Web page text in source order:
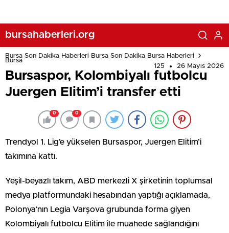
bursahaberleri.org
Bursa Son Dakika Haberleri Bursa Son Dakika Bursa Haberleri
Bursa
125
26 Mayıs 2026
Bursaspor, Kolombiyalı futbolcu
Juergen Elitim’i transfer etti
0 0
Trendyol 1. Lig’e yükselen Bursaspor, Juergen Elitim’i
takımına kattı.
Yeşil-beyazlı takım, ABD merkezli X şirketinin toplumsal
medya platformundaki hesabından yaptığı açıklamada,
Polonya’nın Legia Varşova grubunda forma giyen
Kolombiyalı futbolcu Elitim ile muahede sağlandığını